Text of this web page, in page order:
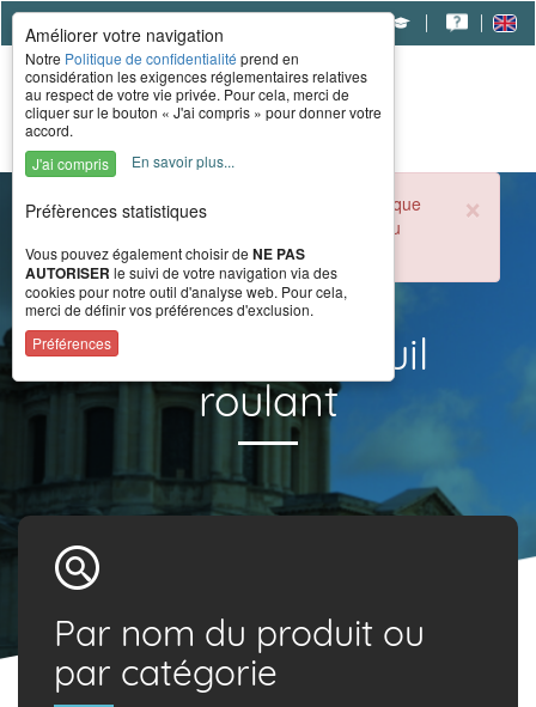
×
Durant la période estivale, l'accueil téléphonique
du CERAH est ouvert de 8h à 16h du lundi au
vendredi.
Résultat fauteuil
roulant
Par nom du produit ou
par catégorie
Améliorer votre navigation
Notre Politique de confidentialité prend en
considération les exigences réglementaires relatives
au respect de votre vie privée. Pour cela, merci de
cliquer sur le bouton « J'ai compris » pour donner votre
accord.
J'ai compris
En savoir plus...
Préfèrences statistiques
Vous pouvez également choisir de NE PAS
AUTORISER le suivi de votre navigation via des
cookies pour notre outil d'analyse web. Pour cela,
merci de définir vos préférences d'exclusion.
Préférences